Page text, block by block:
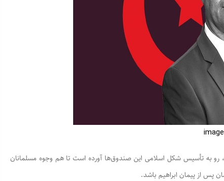
به تأسیس شکل اسلامی این صندوق‌ها آورده است تا هم وجوه مسلمانان
پس از پیمان ابراهیم باشد.